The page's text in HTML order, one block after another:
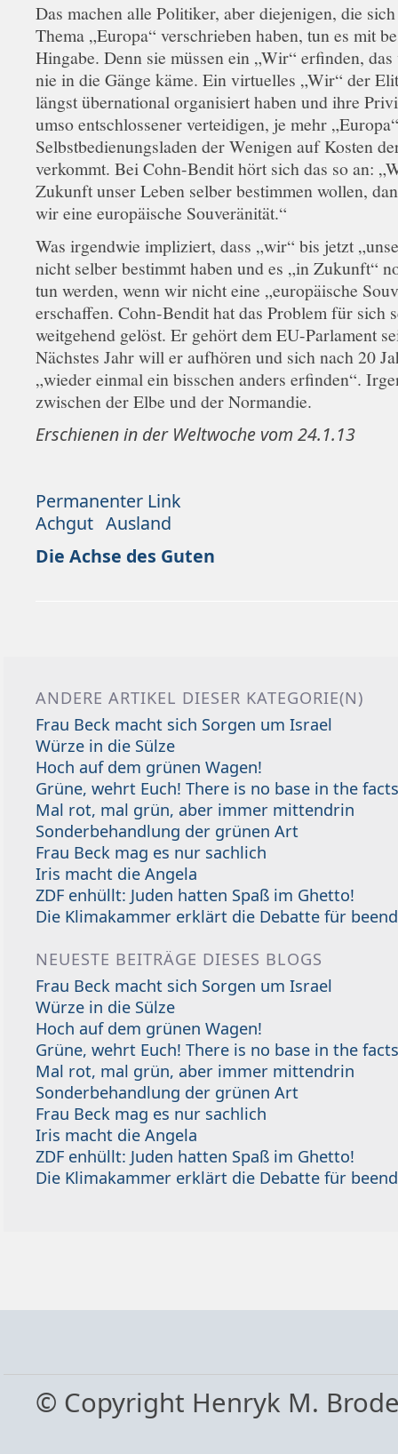
Das machen alle Politiker, aber diejenigen, die
Thema „Europa“ verschrieben haben, tun es mit
Hingabe. Denn sie müssen ein „Wir“ erfinden,
nie in die Gänge käme. Ein virtuelles „Wir“ der
längst übernational organisiert haben und ihre
umso entschlossener verteidigen, je mehr
Selbstbedienungsladen der Wenigen auf Kosten
verkommt. Bei Cohn-Bendit hört sich das so an:
Zukunft unser Leben selber bestimmen wollen,
wir eine europäische Souveränität.“
Was irgendwie impliziert, dass „wir“ bis jetzt
nicht selber bestimmt haben und es „in Zukunft“
tun werden, wenn wir nicht eine „europäische
erschaffen. Cohn-Bendit hat das Problem für sich
weitgehend gelöst. Er gehört dem EU-Parlament
Nächstes Jahr will er aufhören und sich nach 20
„wieder einmal ein bisschen anders erfinden“.
zwischen der Elbe und der Normandie.
Erschienen in der Weltwoche vom 24.1.13
Permanenter Link
Achgut Ausland
Die Achse des Guten
ANDERE ARTIKEL DIESER KATEGORIE(N)
Frau Beck macht sich Sorgen um Israel
Würze in die Sülze
Hoch auf dem grünen Wagen!
Grüne, wehrt Euch! There is no base in the
Mal rot, mal grün, aber immer mittendrin
Sonderbehandlung der grünen Art
Frau Beck mag es nur sachlich
Iris macht die Angela
ZDF enhüllt: Juden hatten Spaß im Ghetto!
Die Klimakammer erklärt die Debatte für
NEUESTE BEITRÄGE DIESES BLOGS
Frau Beck macht sich Sorgen um Israel
Würze in die Sülze
Hoch auf dem grünen Wagen!
Grüne, wehrt Euch! There is no base in the
Mal rot, mal grün, aber immer mittendrin
Sonderbehandlung der grünen Art
Frau Beck mag es nur sachlich
Iris macht die Angela
ZDF enhüllt: Juden hatten Spaß im Ghetto!
Die Klimakammer erklärt die Debatte für
© Copyright Henryk M.